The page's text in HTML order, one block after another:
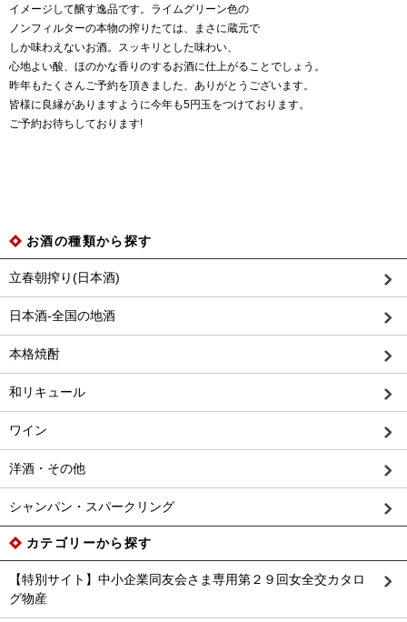
イメージして醸す逸品です。ライムグリーン色の
ノンフィルターの本物の搾りたては、まさに蔵元で
しか味わえないお酒。スッキリとした味わい、
心地よい酸、ほのかな香りのするお酒に仕上がることでしょう。
昨年もたくさんご予約を頂きました、ありがとうございます。
皆様に良縁がありますように今年も5円玉をつけております。
ご予約お待ちしております!
お酒の種類から探す
立春朝搾り(日本酒)
日本酒-全国の地酒
本格焼酎
和リキュール
ワイン
洋酒・その他
シャンパン・スパークリング
カテゴリーから探す
【特別サイト】中小企業同友会さま専用第２９回女全交カタロ
グ物産